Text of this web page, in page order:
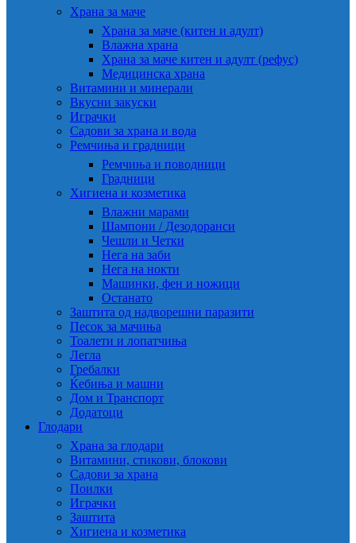
Храна за маче
Храна за маче (китен и адулт)
Влажна храна
Храна за маче китен и адулт (рефус)
Медицинска храна
Витамини и минерали
Вкусни закуски
Играчки
Садови за храна и вода
Ремчиња и градници
Ремчиња и поводници
Градници
Хигиена и козметика
Влажни марами
Шампони / Дезодоранси
Чешли и Четки
Нега на заби
Нега на нокти
Машинки, фен и ножици
Останато
Заштита од надворешни паразити
Песок за мачиња
Тоалети и лопатчиња
Легла
Гребалки
Ќебиња и машни
Дом и Транспорт
Додатоци
Глодари
Храна за глодари
Витамини, стикови, блокови
Садови за храна
Поилки
Играчки
Заштита
Хигиена и козметика